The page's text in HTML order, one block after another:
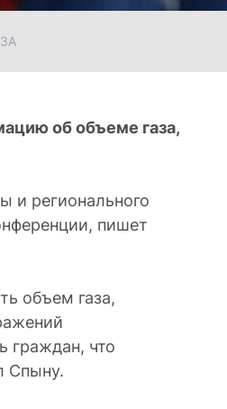
об объеме газа,
и регионального
пишет
объем газа,
граждан, что
Спыну.